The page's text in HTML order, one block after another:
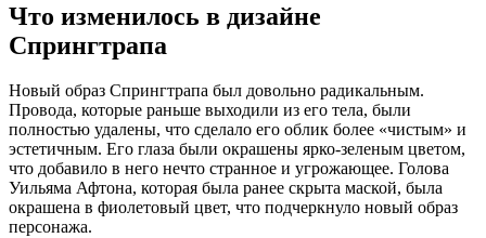
Что изменилось в дизайне
Спрингтрапа
Новый образ Спрингтрапа был довольно радикальным.
Провода, которые раньше выходили из его тела, были
полностью удалены, что сделало его облик более «чистым» и
эстетичным. Его глаза были окрашены ярко-зеленым цветом,
что добавило в него нечто странное и угрожающее. Голова
Уильяма Афтона, которая была ранее скрыта маской, была
окрашена в фиолетовый цвет, что подчеркнуло новый образ
персонажа.